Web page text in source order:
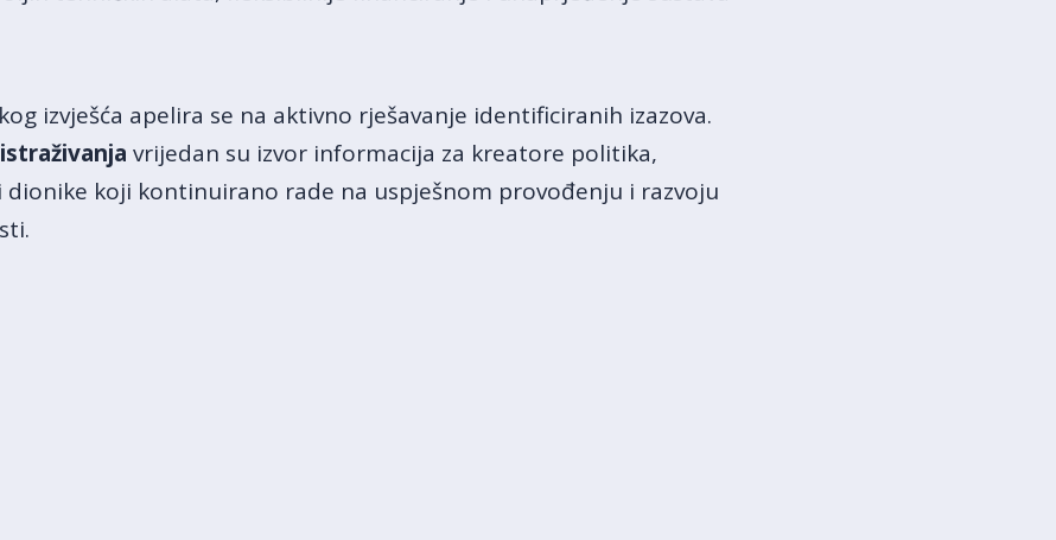
izvješća apelira se na aktivno rješavanje identificiranih izazova.
vrijedan su izvor informacija za kreatore politika,
koji kontinuirano rade na uspješnom provođenju i razvoju